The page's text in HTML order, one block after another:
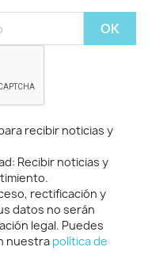
recibir noticias y
Recibir noticias y
rectificación y
datos no serán
legal. Puedes
nuestra política de